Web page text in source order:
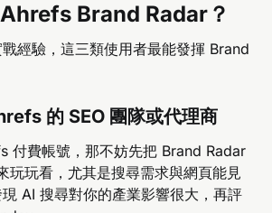
Brand Radar？
經驗，這三類使用者最能發揮 Brand
的 SEO 團隊或代理商
付費帳號，那不妨先把 Brand Radar
玩玩看，尤其是搜尋需求與網頁能見
AI 搜尋對你的產業影響很大，再評